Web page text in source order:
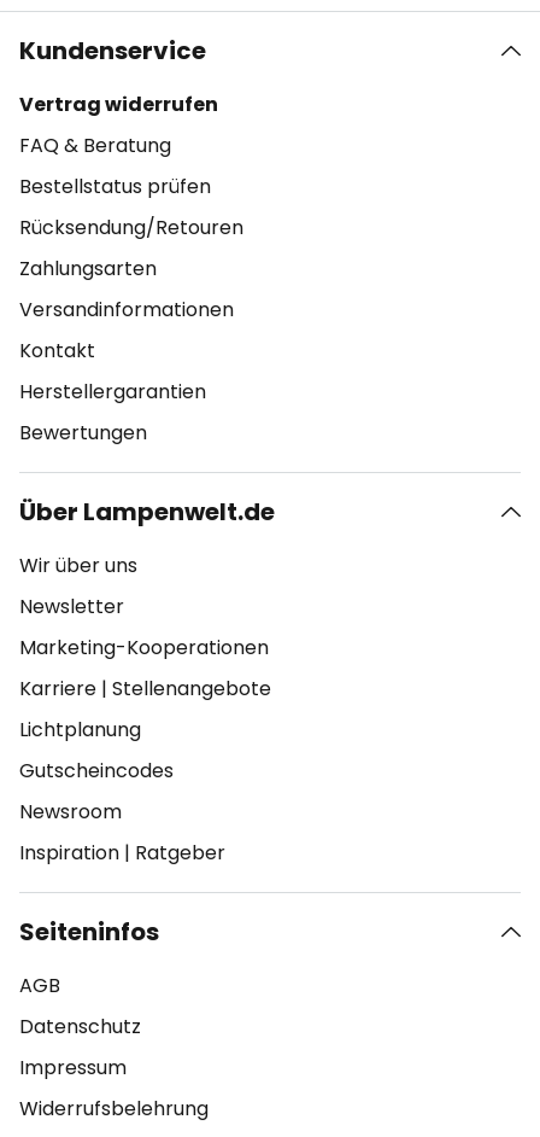
Kundenservice
Vertrag widerrufen
FAQ & Beratung
Bestellstatus prüfen
Rücksendung/Retouren
Zahlungsarten
Versandinformationen
Kontakt
Herstellergarantien
Bewertungen
Über Lampenwelt.de
Wir über uns
Newsletter
Marketing-Kooperationen
Karriere | Stellenangebote
Lichtplanung
Gutscheincodes
Newsroom
Inspiration | Ratgeber
Seiteninfos
AGB
Datenschutz
Impressum
Widerrufsbelehrung